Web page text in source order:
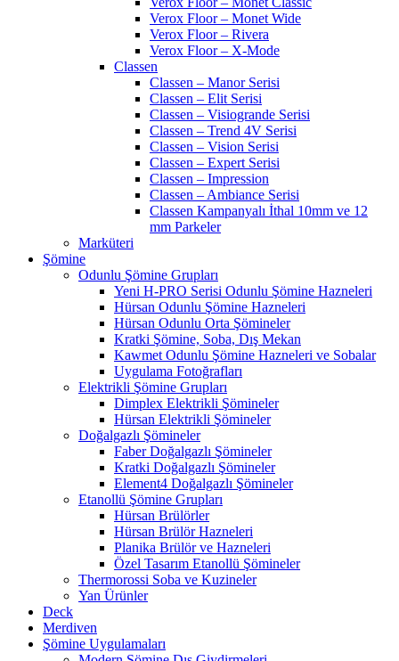
Verox Floor – Monet Wide
Verox Floor – Rivera
Verox Floor – X-Mode
Classen
Classen – Manor Serisi
Classen – Elit Serisi
Classen – Visiogrande Serisi
Classen – Trend 4V Serisi
Classen – Vision Serisi
Classen – Expert Serisi
Classen – Impression
Classen – Ambiance Serisi
Classen Kampanyalı İthal 10mm ve 12
mm Parkeler
Marküteri
Şömine
Odunlu Şömine Grupları
Yeni H-PRO Serisi Odunlu Şömine Hazneleri
Hürsan Odunlu Şömine Hazneleri
Hürsan Odunlu Orta Şömineler
Kratki Şömine, Soba, Dış Mekan
Kawmet Odunlu Şömine Hazneleri ve Sobalar
Uygulama Fotoğrafları
Elektrikli Şömine Grupları
Dimplex Elektrikli Şömineler
Hürsan Elektrikli Şömineler
Doğalgazlı Şömineler
Faber Doğalgazlı Şömineler
Kratki Doğalgazlı Şömineler
Element4 Doğalgazlı Şömineler
Etanollü Şömine Grupları
Hürsan Brülörler
Hürsan Brülör Hazneleri
Planika Brülör ve Hazneleri
Özel Tasarım Etanollü Şömineler
Thermorossi Soba ve Kuzineler
Yan Ürünler
Deck
Merdiven
Şömine Uygulamaları